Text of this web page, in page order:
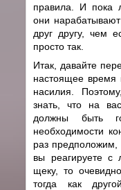
правила. И пока
они
друг другу, чем
просто так.
Итак, давайте
настоящее время
насилия.
знать, что на
должны быть
необходимости
раз предположим,
вы реагируете с
щеку, то
тогда как